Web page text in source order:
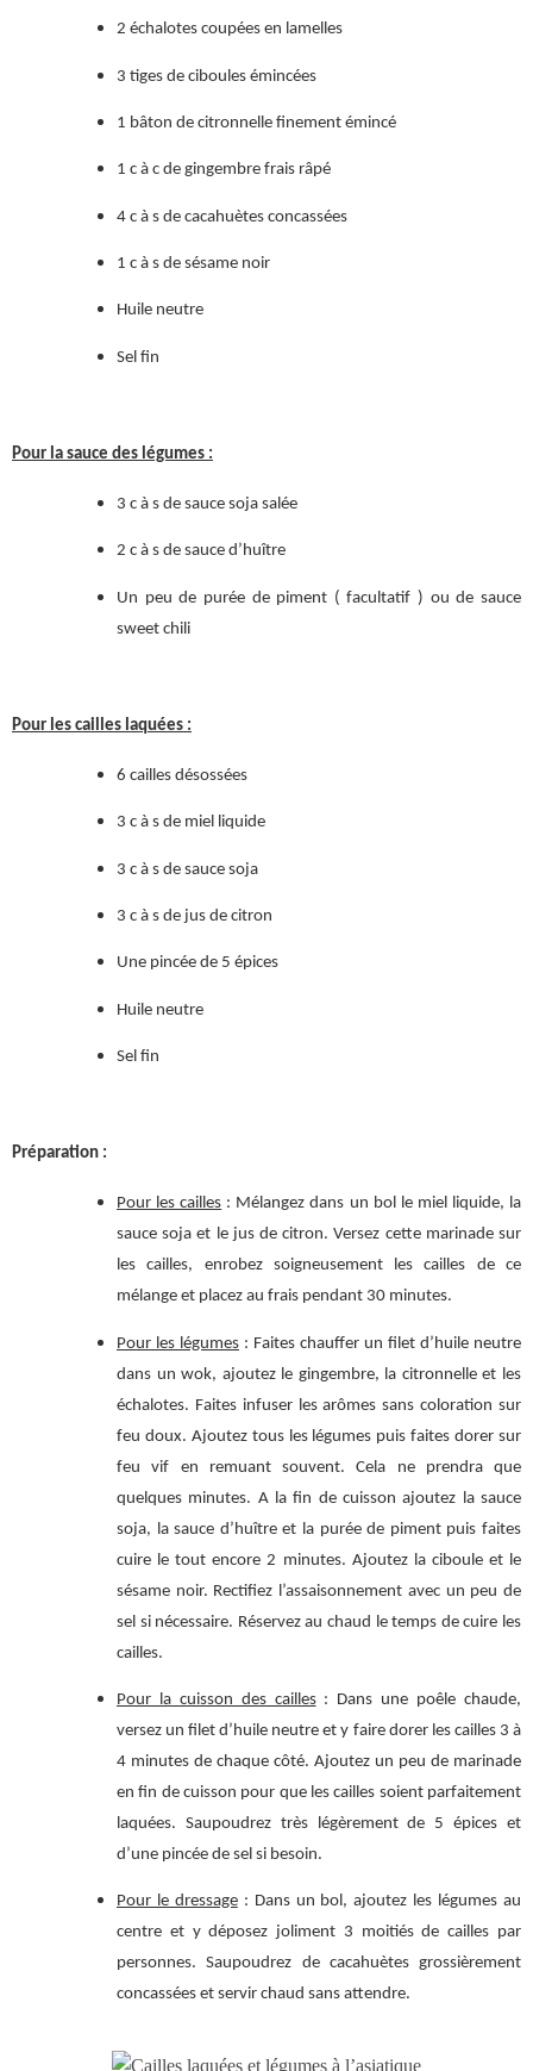
2 échalotes coupées en lamelles
3 tiges de ciboules émincées
1 bâton de citronnelle finement émincé
1 c à c de gingembre frais râpé
4 c à s de cacahuètes concassées
1 c à s de sésame noir
Huile neutre
Sel fin
Pour la sauce des légumes :
3 c à s de sauce soja salée
2 c à s de sauce d’huître
Un peu de purée de piment ( facultatif ) ou de sauce
sweet chili
Pour les cailles laquées :
6 cailles désossées
3 c à s de miel liquide
3 c à s de sauce soja
3 c à s de jus de citron
Une pincée de 5 épices
Huile neutre
Sel fin
Préparation :
Pour les cailles : Mélangez dans un bol le miel liquide, la
sauce soja et le jus de citron. Versez cette marinade sur
les cailles, enrobez soigneusement les cailles de ce
mélange et placez au frais pendant 30 minutes.
Pour les légumes : Faites chauffer un filet d’huile neutre
dans un wok, ajoutez le gingembre, la citronnelle et les
échalotes. Faites infuser les arômes sans coloration sur
feu doux. Ajoutez tous les légumes puis faites dorer sur
feu vif en remuant souvent. Cela ne prendra que
quelques minutes. A la fin de cuisson ajoutez la sauce
soja, la sauce d’huître et la purée de piment puis faites
cuire le tout encore 2 minutes. Ajoutez la ciboule et le
sésame noir. Rectifiez l’assaisonnement avec un peu de
sel si nécessaire. Réservez au chaud le temps de cuire les
cailles.
Pour la cuisson des cailles: Dans une poêle chaude,
versez un filet d’huile neutre et y faire dorer les cailles 3 à
4 minutes de chaque côté. Ajoutez un peu de marinade
en fin de cuisson pour que les cailles soient parfaitement
laquées. Saupoudrez très légèrement de 5 épices et
d’une pincée de sel si besoin.
Pour le dressage: Dans un bol, ajoutez les légumes au
centre et y déposez joliment 3 moitiés de cailles par
personnes. Saupoudrez de cacahuètes grossièrement
concassées et servir chaud sans attendre.